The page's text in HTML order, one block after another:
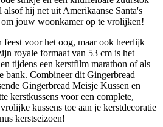
hij net uit Amerikaanse Santa's
jouw woonkamer op te vrolijken!
feest voor het oog, maar ook heerlijk
royale formaat van 53 cm is het
tijdens een kerstfilm marathon of als
bank. Combineer dit Gingerbread
Gingerbread Meisje Kussen en
kerstkussens voor een complete,
kussens toe aan je kerstdecoratie
kerstseizoen!